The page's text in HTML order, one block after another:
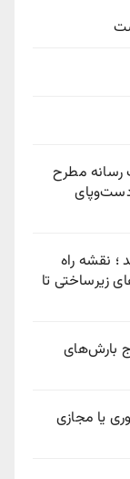
رسانه مطرح
دست‌وپای
؛ نقشه راه
زیرساختی تا
موج بارش‌های
یا مجازی